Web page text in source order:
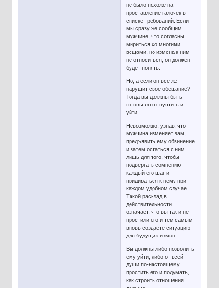
не было похоже на
проставление галочек в
списке требований. Если
мы сразу же сообщим
мужчине, что согласны
мириться со многими
вещами, но измена к ним
не относиться, он должен
будет понять.
Но, а если он все же
нарушит свое обещание?
Тогда вы должны быть
готовы его отпустить и
уйти.
Невозможно, узнав, что
мужчина изменяет вам,
предъявить ему обвинение
и затем остаться с ним
лишь для того, чтобы
подвергать сомнению
каждый его шаг и
придираться к нему при
каждом удобном случае.
Такой расклад в
действительности
означает, что вы так и не
простили его и тем самым
вновь создаете ситуацию
для будущих измен.
Вы должны либо позволить
ему уйти, либо от всей
души по-настоящему
простить его и подумать,
как строить отношения